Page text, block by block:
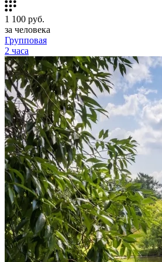
1 100 руб.
за человека
Групповая
2 часа